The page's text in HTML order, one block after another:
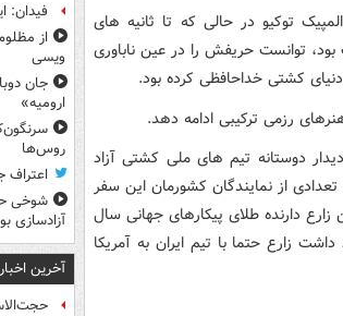
کشتی آزاد در المپیک توکیو در حالی که تا ثانیه های
بود، توانست حریفش را در عین ناباوری
کشتی خداحافظی کرده بود.
رزمی ترکیبی ادامه دهد.
دیدار دوستانه تیم های ملی کشتی آزاد
از نمایندگان کشورمان این سفر
دارنده طلای پیکارهای جهانی سال
و تاکید داشت زارع حتما با تیم ایران به آمریکا
فیدان:
از
ویسی
جان
ارومیه»
روس‌ها
شوخی
آزادسازی
آخرین اخبار